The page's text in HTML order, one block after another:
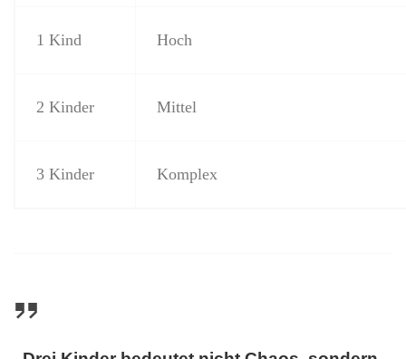
1 Kind Hoch
2 Kinder Mittel
3 Kinder Komplex